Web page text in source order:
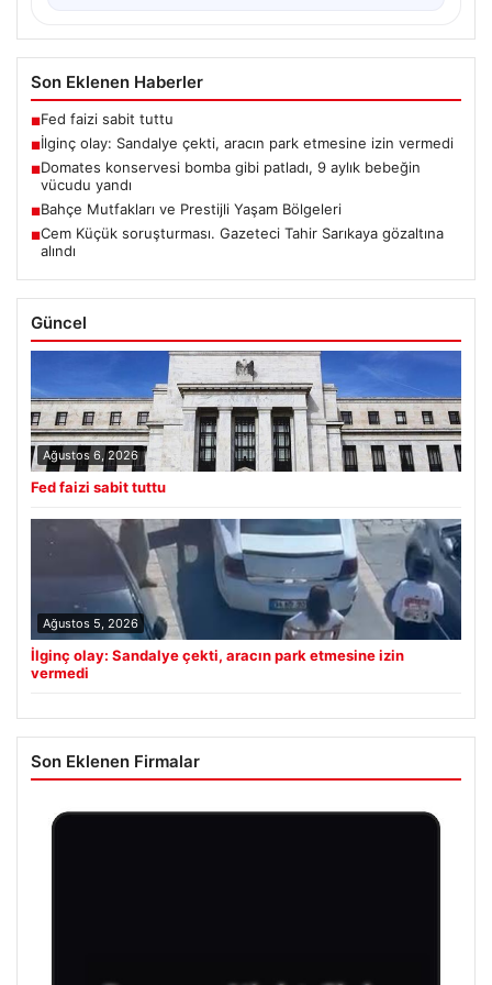
Son Eklenen Haberler
■Fed faizi sabit tuttu
■İlginç olay: Sandalye çekti, aracın park etmesine izin vermedi
■Domates konservesi bomba gibi patladı, 9 aylık bebeğin
vücudu yandı
■Bahçe Mutfakları ve Prestijli Yaşam Bölgeleri
■Cem Küçük soruşturması. Gazeteci Tahir Sarıkaya gözaltına
alındı
Güncel
Ağustos 6, 2026
Fed faizi sabit tuttu
Ağustos 5, 2026
İlginç olay: Sandalye çekti, aracın park etmesine izin
vermedi
Son Eklenen Firmalar